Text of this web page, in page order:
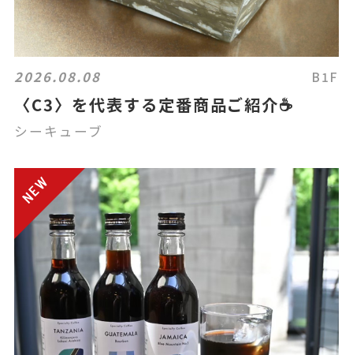
2026.08.08 B1F
〈C3〉を代表する定番商品ご紹介☕
シーキューブ